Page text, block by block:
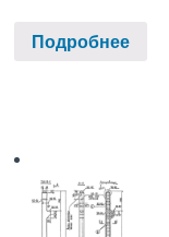
Подробнее